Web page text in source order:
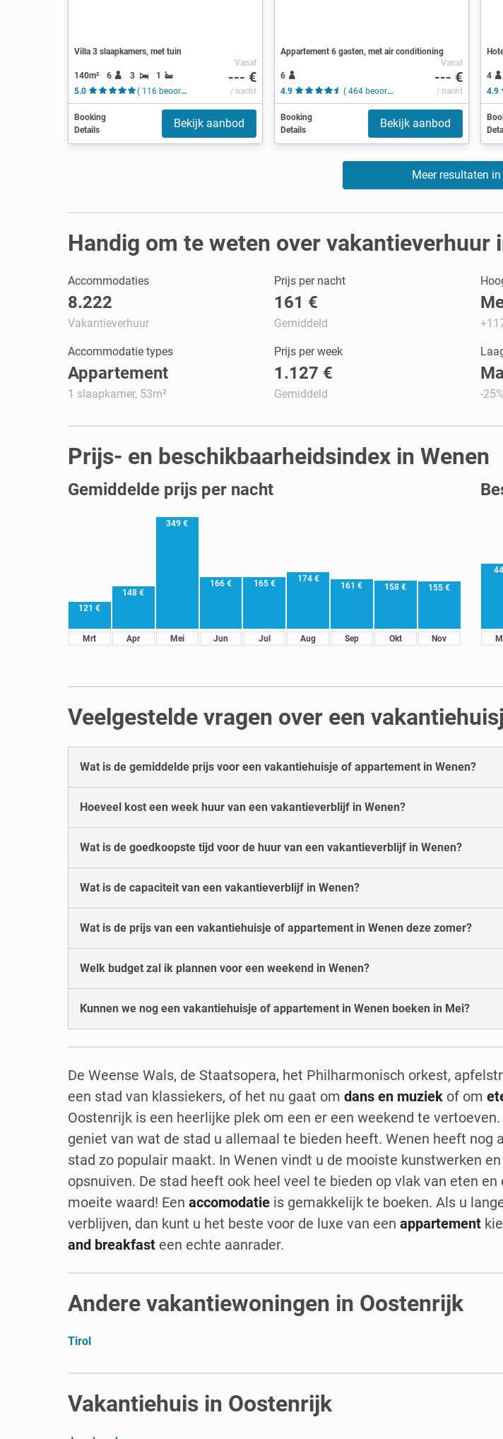
Villa 3 slaapkamers, met tuin
140m² 6 3
1
5.0
( 116 beoordelingen )
Vanaf
--- €
/ nacht
Booking
Details
Bekijk aanbod
Appartement 6 gasten, met air conditioning
6
4.9
( 464 beoordelingen )
Vanaf
--- €
/ nacht
Booking
Details
Bekijk aanbod
4
4.9
Meer resultaten in
Handig om te weten over vakantieverhuur
Accommodaties
8.222
Vakantieverhuur
Prijs per nacht
161 €
Gemiddeld
Accommodatie types
Appartement
1 slaapkamer, 53m²
Prijs per week
1.127 €
Gemiddeld -25%
Prijs- en beschikbaarheidsindex in Wenen
Gemiddelde prijs per nacht
121 €
Mrt
148 €
Apr
349 €
Mei
166 €
Jun
165 €
Jul
174 €
Aug
161 €
Sep
158 €
Okt
155 €
Nov
Veelgestelde vragen over een
Wat is de gemiddelde prijs voor een vakantiehuisje of appartement in Wenen?
Hoeveel kost een week huur van een vakantieverblijf in Wenen?
Wat is de goedkoopste tijd voor de huur van een vakantieverblijf in Wenen?
Wat is de capaciteit van een vakantieverblijf in Wenen?
Wat is de prijs van een vakantiehuisje of appartement in Wenen deze zomer?
Welk budget zal ik plannen voor een weekend in Wenen?
Kunnen we nog een vakantiehuisje of appartement in Wenen boeken in Mei?
De Weense Wals, de Staatsopera, het Philharmonisch orkest,
een stad van klassiekers, of het nu gaat om dans en muziek of om
Oostenrijk is een heerlijke plek om een er een weekend te
geniet van wat de stad u allemaal te bieden heeft. Wenen heeft nog
stad zo populair maakt. In Wenen vindt u de mooiste kunstwerken
opsnuiven. De stad heeft ook heel veel te bieden op vlak van eten
moeite waard! Een accomodatie is gemakkelijk te boeken. Als u
verblijven, dan kunt u het beste voor de luxe van een appartement
and breakfast een echte aanrader.
Andere vakantiewoningen in Oostenrijk
Tirol
Vakantiehuis in Oostenrijk